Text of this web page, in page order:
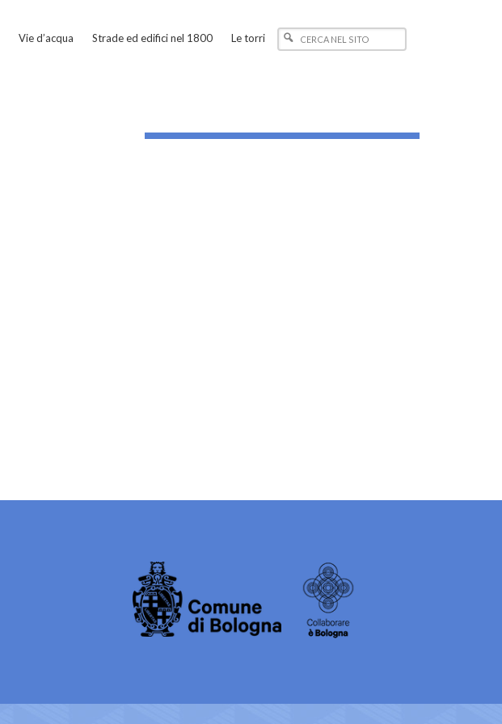
Vie d’acqua Strade ed edifici nel 1800 Le torri